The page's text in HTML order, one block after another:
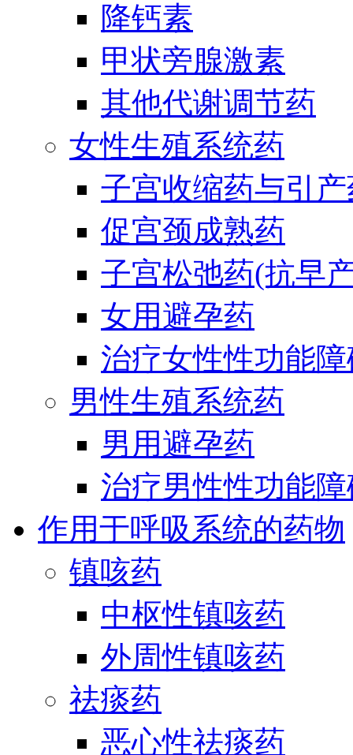
降钙素
甲状旁腺激素
其他代谢调节药
女性生殖系统药
子宫收缩药与引
促宫颈成熟药
子宫松弛药(抗早
女用避孕药
治疗女性性功能
男性生殖系统药
男用避孕药
治疗男性性功能
作用于呼吸系统的药物
镇咳药
中枢性镇咳药
外周性镇咳药
祛痰药
恶心性祛痰药